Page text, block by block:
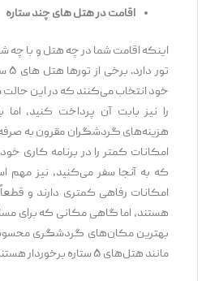
اقامت در هتل‌ های چند ستاره
اینکه اقامت شما در چه هتل و با چه
تور
خود انتخاب می‌کنند که در این حالت
را نیز بابت آن پرداخت کنید، اما
هزینه‌های گردشگران مقرون به صرفه
امکانات کمتر را در برنامه کاری خود
که به آنجا سفر می‌کنید، نیز مهم
امکانات رفاهی کمتری دارند و قطعاً
هستند، اما گاهی مکانی که برای
بهترین مکان‌های گردشگری محسوب
مانند هتل‌های ۵ ستاره برخوردار هستند.